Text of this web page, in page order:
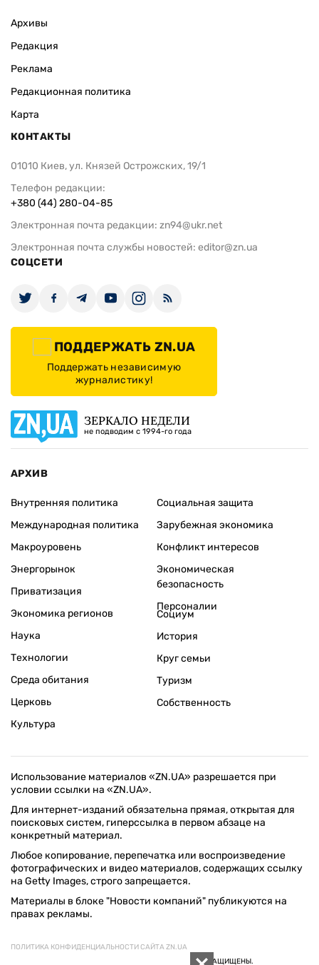
Архивы
Редакция
Реклама
Редакционная политика
Карта
КОНТАКТЫ
01010 Киев, ул. Князей Острожских, 19/1
Телефон редакции:
+380 (44) 280-04-85
Электронная почта редакции: zn94@ukr.net
Электронная почта службы новостей: editor@zn.ua
СОЦСЕТИ
ПОДДЕРЖАТЬ ZN.UA
Поддержать независимую
журналистику!
ЗЕРКАЛО НЕДЕЛИ
не подводим с 1994-го года
АРХИВ
Внутренняя политика
Международная политика
Макроуровень
Энергорынок
Приватизация
Экономика регионов
Социальная защита
Зарубежная экономика
Конфликт интересов
Экономическая
безопасность
Персоналии
Наука
Технологии
Среда обитания
Церковь
Культура
Социум
История
Круг семьи
Туризм
Собственность
Использование материалов «ZN.UA» разрешается при
условии ссылки на «ZN.UA».
Для интернет-изданий обязательна прямая, открытая для
поисковых систем, гиперссылка в первом абзаце на
конкретный материал.
Любое копирование, перепечатка или воспроизведение
фотографических и видео материалов, содержащих ссылку
на Getty Images, строго запрещается.
Материалы в блоке "Новости компаний" публикуются на
правах рекламы.
ПОЛИТИКА КОНФИДЕНЦИАЛЬНОСТИ САЙТА ZN.UA
© 1994–2026 «ЗЕРКАЛО НЕДЕЛИ. УКРАИНА». ВСЕ ПРАВА ЗАЩИЩЕНЫ.